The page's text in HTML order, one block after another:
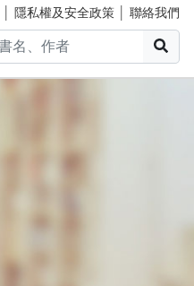
隱私權及安全政策 聯絡我們